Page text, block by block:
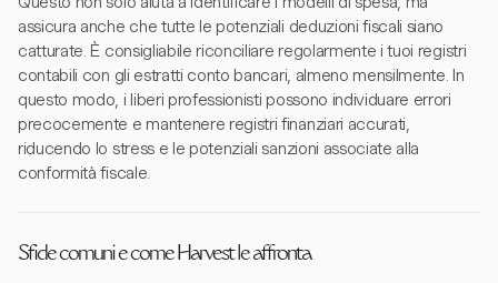
assicura anche che tutte le potenziali deduzioni fiscali siano
catturate. È consigliabile riconciliare regolarmente i tuoi registri
contabili con gli estratti conto bancari, almeno mensilmente. In
questo modo, i liberi professionisti possono individuare errori
precocemente e mantenere registri finanziari accurati,
riducendo lo stress e le potenziali sanzioni associate alla
conformità fiscale.
Sfide comuni e come Harvest le affronta